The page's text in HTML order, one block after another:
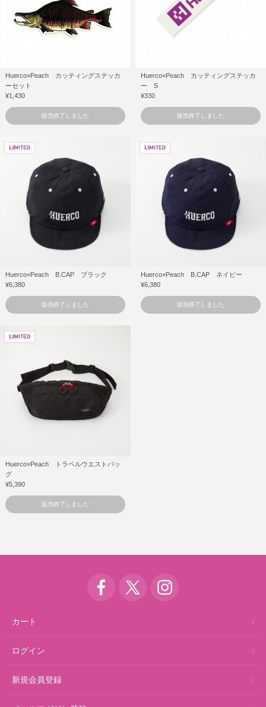
Huerco×Peach カッティングステッカ
ーセット
¥1,430
販売終了しました
Huerco×Peach カッティングステッカ
ー S
¥330
販売終了しました
Huerco×Peach B.CAP ブラック
¥6,380
販売終了しました
Huerco×Peach B.CAP ネイビー
¥6,380
販売終了しました
Huerco×Peach トラベルウエストバッ
グ
¥5,390
販売終了しました
カート
ログイン
新規会員登録